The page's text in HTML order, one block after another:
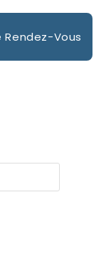
Rendez-Vous